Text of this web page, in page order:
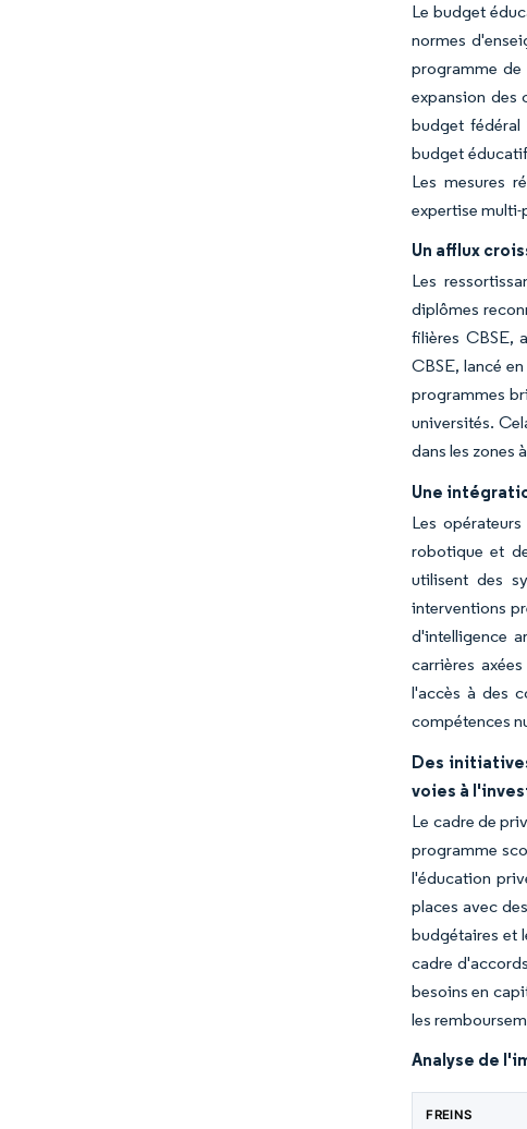
Le budget
normes
programme de
expansion des
budget fédéral
budget
Les mesures
expertise multi-
Un afflux
Les
diplômes
filières CBSE,
CBSE, lancé
programmes
universités.
dans les zones
Une
Les
robotique et
utilisent des
interventions
d'intelligence
carrières
l'accès à des
compétences
Des
voies à
Le cadre de
programme
l'éducation
places avec
budgétaires et
cadre
besoins en
les
Analyse de
FREINS